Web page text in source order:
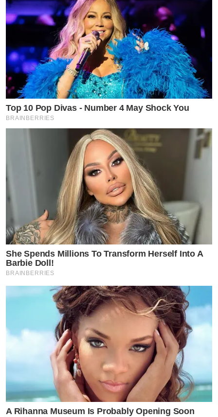
Top 10 Pop Divas - Number 4 May Shock You
BRAINBERRIES
She Spends Millions To Transform Herself Into A
Barbie Doll!
BRAINBERRIES
A Rihanna Museum Is Probably Opening Soon